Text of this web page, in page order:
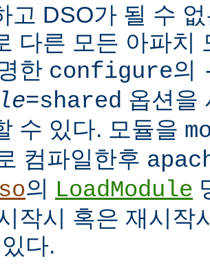
고 DSO가 될 수
다른 모든 아파치
한 configure의
=shared 옵션을
수 있다. 모듈을
컴파일한후
의 LoadModule
작시 혹은 재시작
다.